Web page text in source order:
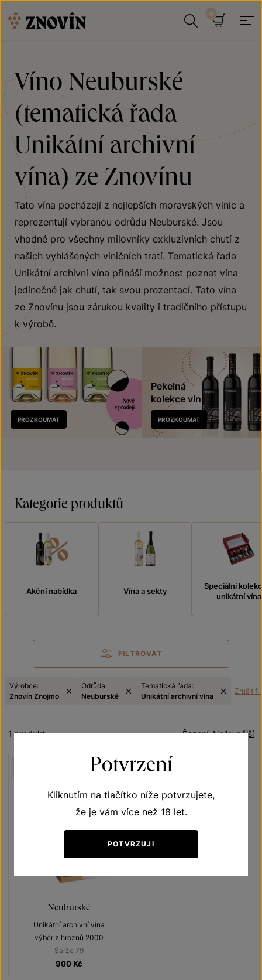
Víno Neuburské
(tematická řada
Unikátní archivní
vína) ze Znovínu
Tato vína pocházejí z nejlepších moravských vinic a
reprezentují vybranou odrůdu Neuburské. Jsou
vhodné pro všechny milovníky exkluzivních chutí z
našich vyhlášených viničních tratí. Tematická řada
Unikátní archivní vína přináší možnost poznat vína
jedinečné jak chutí, tak svou prezentací. Tato vína
ze Znovínu jsou zárukou kvality i tradičního přístupu
k výrobě.
Nově
v prodeji
PROZKOUMAT
Pekelná
kolekce vín
PROZKOUMAT
Kategorie produktů
Akční nabídka Vína a sekty
Speciální
unikátní vína
FILTROVAT
Výrobce:
Znovín Znojmo
Odrůda:
Neuburské
Tematická řada:
Unikátní archivní vína
Zrušit
Nejlevnější
Řazení:
1 produkt
Neuburské
Unikátní archivní vína
výběr z hroznů 2000
Šarže 79
900 Kč
Potvrzení
Kliknutím na tlačítko níže potvrzujete,
že je vám více než 18 let.
POTVRZUJI